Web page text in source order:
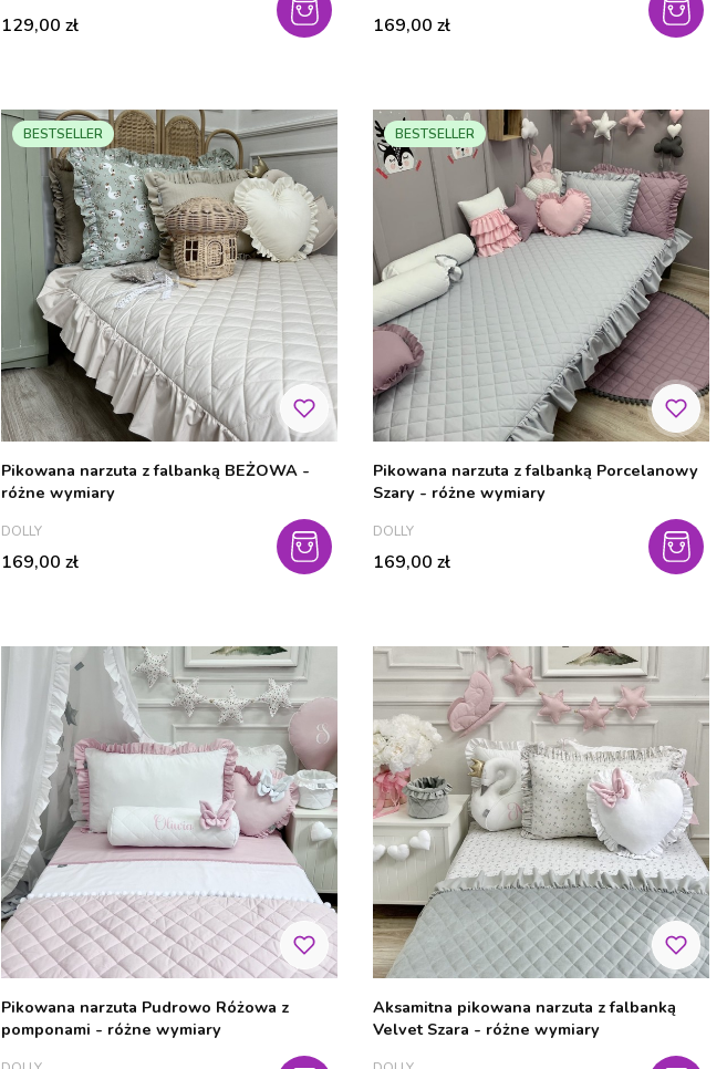
Cena
129,00 zł Cena
169,00 zł
BESTSELLER
Pikowana narzuta z falbanką BEŻOWA -
różne wymiary
PRODUCENT
DOLLY
Cena
169,00 zł
BESTSELLER
Pikowana narzuta z falbanką Porcelanowy
Szary - różne wymiary
PRODUCENT
DOLLY
Cena
169,00 zł
Pikowana narzuta Pudrowo Różowa z
pomponami - różne wymiary
PRODUCENT
Aksamitna pikowana narzuta z falbanką
Velvet Szara - różne wymiary
PRODUCENT